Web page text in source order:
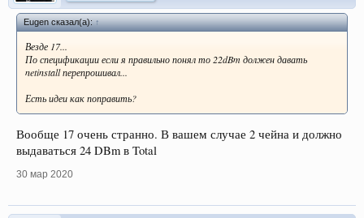
Eugen сказал(а):↑
Везде 17...
По спецификации если я правильно понял то 22dBm должен давать
netinstall перепрошивал...
Есть идеи как поправить?
Вообще 17 очень странно. В вашем случае 2 чейна и должно
выдаваться 24 DBm в Total
30 мар 2020